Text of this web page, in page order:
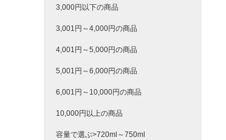
3,000円以下の商品
3,001円～4,000円の商品
4,001円～5,000円の商品
5,001円～6,000円の商品
6,001円～10,000円の商品
10,000円以上の商品
容量で選ぶ>720ml～750ml